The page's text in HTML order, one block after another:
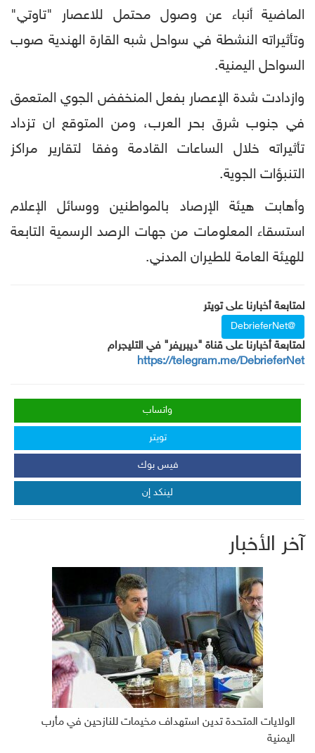
الماضية أنباء عن وصول محتمل للاعصار "تاوتي"
وتأثيراته النشطة في سواحل شبه القارة الهندية صوب
السواحل اليمنية.
وازدادت شدة الإعصار بفعل المنخفض الجوي المتعمق
في جنوب شرق بحر العرب، ومن المتوقع ان تزداد
تأثيراته خلال الساعات القادمة وفقا لتقارير مراكز
التنبؤات الجوية.
وأهابت هيئة الإرصاد بالمواطنين ووسائل الإعلام
استسقاء المعلومات من جهات الرصد الرسمية التابعة
للهيئة العامة للطيران المدني.
لمتابعة أخبارنا على تويتر
@DebrieferNet
لمتابعة أخبارنا على قناة "ديبريفر" في التليجرام
https://telegram.me/DebrieferNet
واتساب
تويتر
فيس بوك
لينكد إن
آخر الأخبار
الولايات المتحدة تدين استهداف مخيمات للنازحين في مأرب
اليمنية